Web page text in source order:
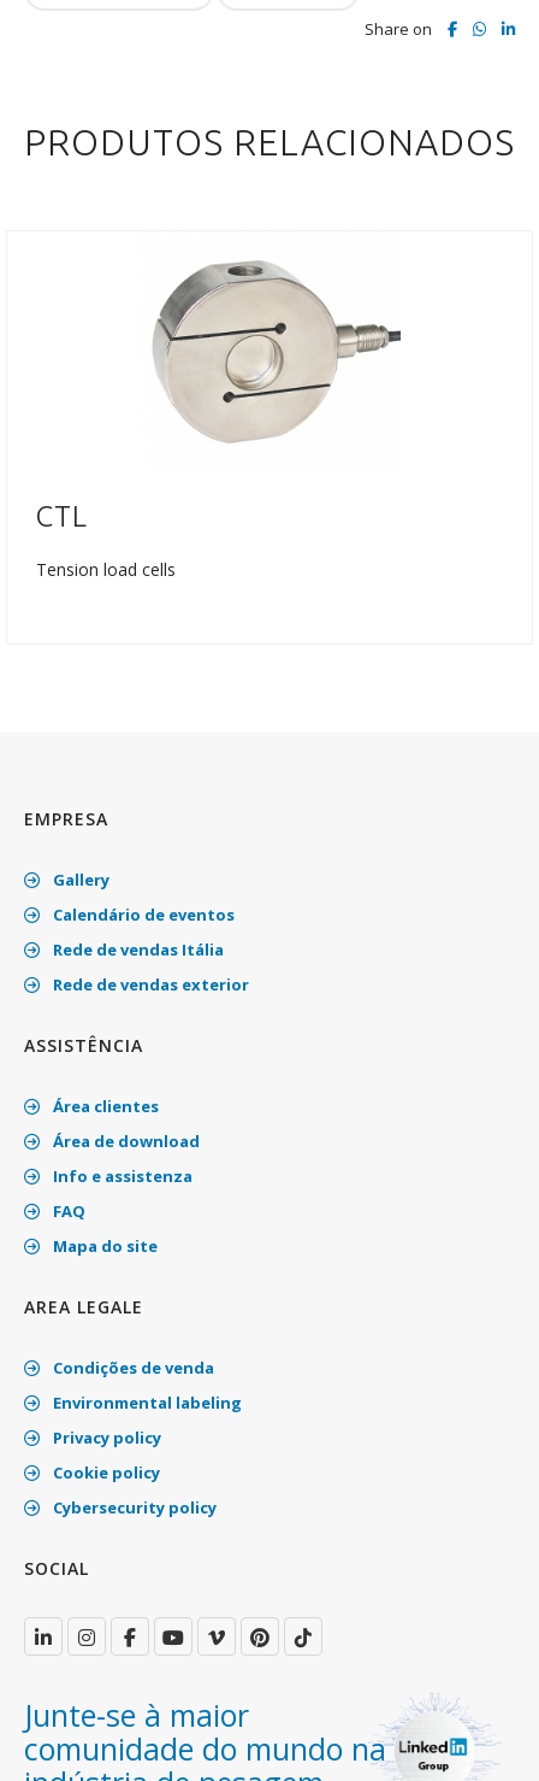
Share on
PRODUTOS RELACIONADOS
CTL
Tension load cells
EMPRESA
Gallery
Calendário de eventos
Rede de vendas Itália
Rede de vendas exterior
ASSISTÊNCIA
Área clientes
Área de download
Info e assistenza
FAQ
Mapa do site
AREA LEGALE
Condições de venda
Environmental labeling
Privacy policy
Cookie policy
Cybersecurity policy
SOCIAL
Junte-se à maior
comunidade do mundo na